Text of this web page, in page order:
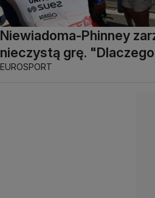
Niewiadoma-Phinney
nieczystą grę.
EUROSPORT